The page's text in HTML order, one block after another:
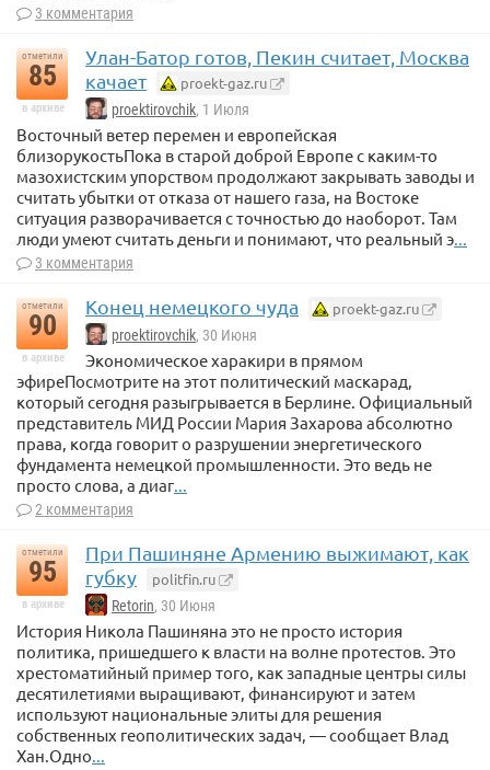
3 комментария
отметили
85
в архиве
Улан-Батор готов, Пекин считает, Москва
качает
proekt-gaz.ru
proektirovchik, 1 Июля
Восточный ветер перемен и европейская
близорукостьПока в старой доброй Европе с каким-то
мазохистским упорством продолжают закрывать заводы и
считать убытки от отказа от нашего газа, на Востоке
ситуация разворачивается с точностью до наоборот. Там
люди умеют считать деньги и понимают, что реальный э...
3 комментария
отметили
90
в архиве
Конец немецкого чуда proekt-gaz.ru
proektirovchik, 30 Июня
Экономическое харакири в прямом
эфиреПосмотрите на этот политический маскарад,
который сегодня разыгрывается в Берлине. Официальный
представитель МИД России Мария Захарова абсолютно
права, когда говорит о разрушении энергетического
фундамента немецкой промышленности. Это ведь не
просто слова, а диаг...
2 комментария
отметили
95
в архиве
При Пашиняне Армению выжимают, как
губку
politfin.ru
Retorin, 30 Июня
История Никола Пашиняна это не просто история
политика, пришедшего к власти на волне протестов. Это
хрестоматийный пример того, как западные центры силы
десятилетиями выращивают, финансируют и затем
используют национальные элиты для решения
собственных геополитических задач, — сообщает Влад
Хан.Одно...